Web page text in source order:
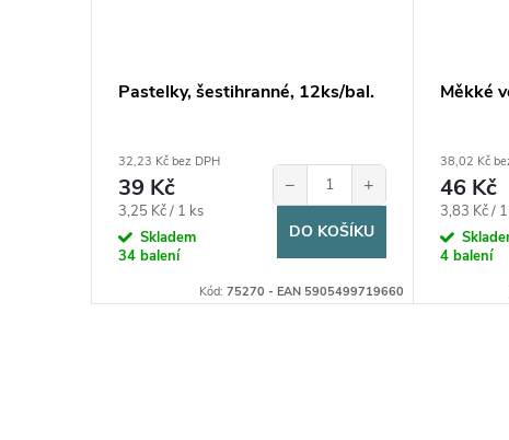
Pastelky, šestihranné, 12ks/bal.
32,23 Kč bez DPH
39 Kč
Měrná
cena:
3,25 Kč / 1 ks
Skladem
34 balení
− +
DO KOŠÍKU
Kód: 75270 - EAN 5905499719660
Měkké
38,02 Kč
46 Kč
Měrná
cena:
3,83 Kč /
4 balení